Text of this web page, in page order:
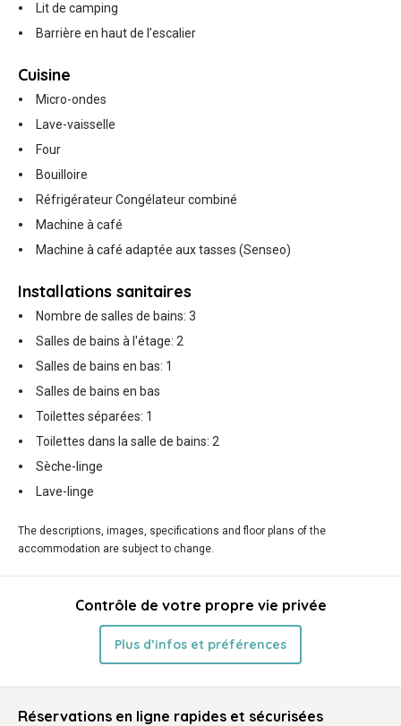
Lit de camping
Barrière en haut de l’escalier
Cuisine
Micro-ondes
Lave-vaisselle
Four
Bouilloire
Réfrigérateur Congélateur combiné
Machine à café
Machine à café adaptée aux tasses (Senseo)
Installations sanitaires
Nombre de salles de bains: 3
Salles de bains à l'étage: 2
Salles de bains en bas: 1
Salles de bains en bas
Toilettes séparées: 1
Toilettes dans la salle de bains: 2
Sèche-linge
Lave-linge
The descriptions, images, specifications and floor plans of the
accommodation are subject to change.
Contrôle de votre propre vie privée
Plus d’infos et préférences
Réservations en ligne rapides et sécurisées